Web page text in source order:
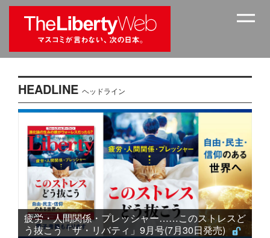
HEADLINE ヘッドライン
疲労・人間関係・プレッシャー……このストレスど
う抜こう「ザ・リバティ」9月号(7月30日発売)